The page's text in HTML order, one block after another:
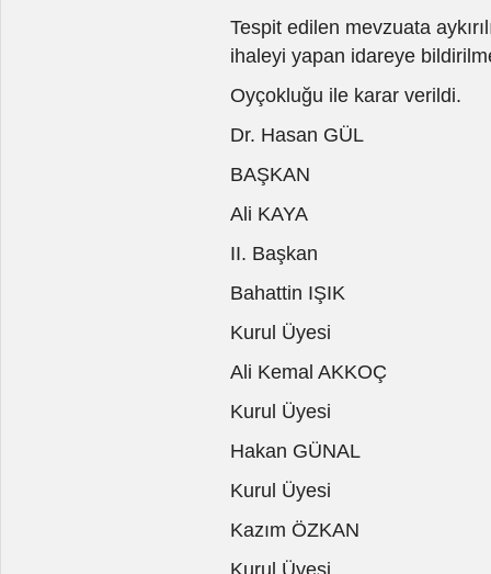
Tespit edilen mevzuata
ihaleyi yapan idareye
Oyçokluğu ile karar verildi.
Dr. Hasan GÜL
BAŞKAN
Ali KAYA
II. Başkan
Bahattin IŞIK
Kurul Üyesi
Ali Kemal AKKOÇ
Kurul Üyesi
Hakan GÜNAL
Kurul Üyesi
Kazım ÖZKAN
Kurul Üyesi